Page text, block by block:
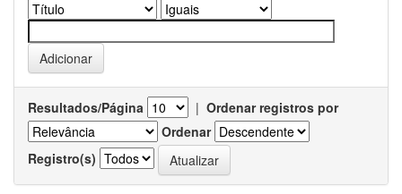
Resultados/Página | Ordenar registros por
Ordenar
Registro(s)